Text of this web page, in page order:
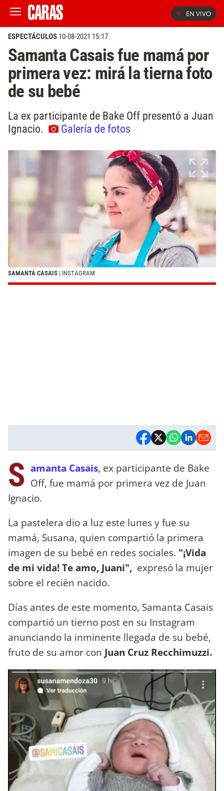
EN VIVO
ESPECTÁCULOS 10-08-2021 15:17
Samanta Casais fue mamá por
primera vez: mirá la tierna foto
de su bebé
La ex participante de Bake Off presentó a Juan
Ignacio.
Galería de fotos
SAMANTA CASAIS | INSTAGRAM
S amanta Casais, ex participante de Bake
Off, fue mamá por primera vez de Juan
Ignacio.
La pastelera dio a luz este lunes y fue su
mamá, Susana, quien compartió la primera
imagen de su bebé en redes sociales. "¡Vida
de mi vida! Te amo, Juani", expresó la mujer
sobre el recién nacido.
Días antes de este momento, Samanta Casais
compartió un tierno post en su Instagram
anunciando la inminente llegada de su bebé,
fruto de su amor con Juan Cruz Recchimuzzi.